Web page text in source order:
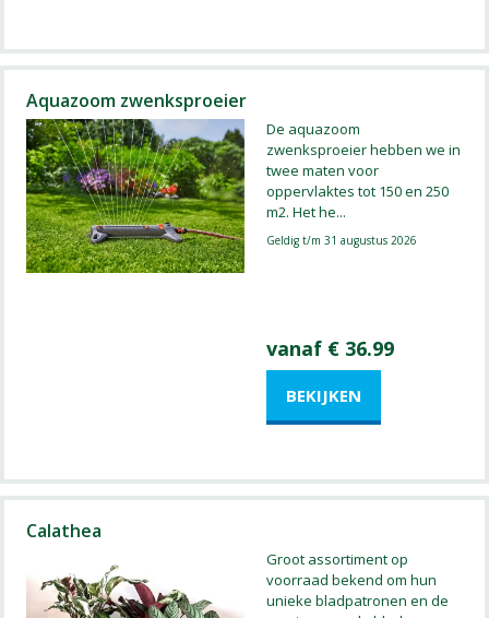
Aquazoom zwenksproeier
De aquazoom
zwenksproeier hebben we in
twee maten voor
oppervlaktes tot 150 en 250
m2. Het he...
Geldig t/m 31 augustus 2026
vanaf € 36.99
Calathea
Groot assortiment op
voorraad bekend om hun
unieke bladpatronen en de